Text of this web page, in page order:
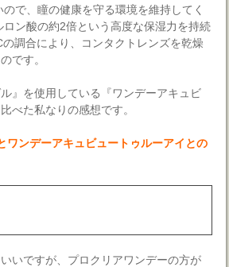
で、瞳の健康を守る環境を維持してく
ン酸の約2倍という高度な保湿力を持続
調合により、コンタクトレンズを乾燥
です。
』を使用している『ワンデーアキュビ
べた私なりの感想です。
ワンデーアキュビュートゥルーアイとの
いですが、プロクリアワンデーの方が